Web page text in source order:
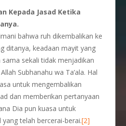
Kepada Jasad Ketika
bahwa ruh dikembalikan ke
ditanya, keadaan mayit yang
sekali tidak menjadikan
Subhanahu wa Ta’ala. Hal
untuk mengembalikan
dan memberikan pertanyaan
Dia pun kuasa untuk
telah bercerai-berai.[2]